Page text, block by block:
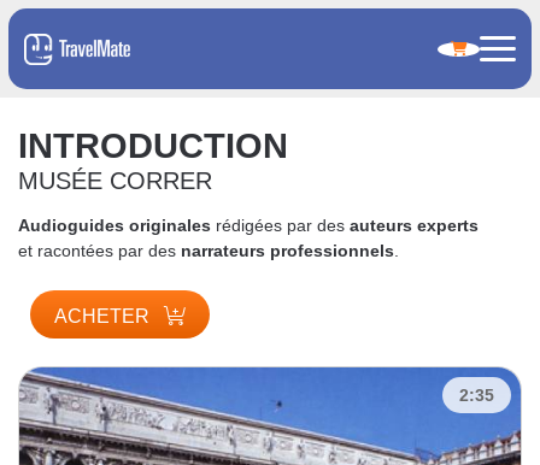
INTRODUCTION
MUSÉE CORRER
Audioguides originales rédigées par des auteurs experts
et racontées par des narrateurs professionnels
ACHETER
2:35